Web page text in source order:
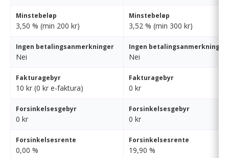
Minstebeløp
3,50 % (min 200 kr)
Minstebeløp
3,52 % (min 300 kr)
Ingen betalingsanmerkninger
Nei
Ingen betalingsanmerkninger
Nei
Fakturagebyr
10 kr (0 kr e-faktura)
Fakturagebyr
0 kr
Forsinkelsesgebyr
0 kr
Forsinkelsesgebyr
0 kr
Forsinkelsesrente
0,00 %
Forsinkelsesrente
19,90 %